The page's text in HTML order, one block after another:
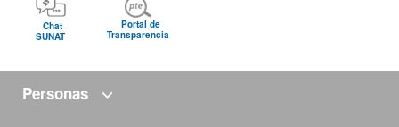
Chat
SUNAT
Portal de
Transparencia
Personas